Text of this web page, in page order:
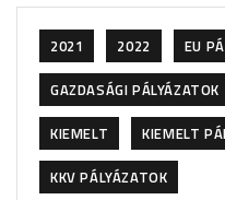
2021 2022
EU
GAZDASÁGI PÁLYÁZATOK
KIEMELT
KIEMELT
KKV PÁLYÁZATOK